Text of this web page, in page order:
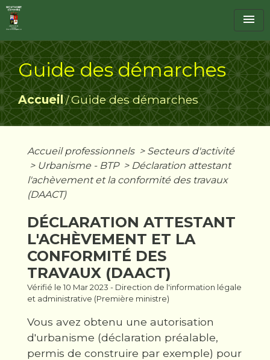
menu
Guide des démarches
Accueil/Guide des démarches
Accueil professionnels > Secteurs d'activité
> Urbanisme - BTP > Déclaration attestant
l'achèvement et la conformité des travaux
(DAACT)
DÉCLARATION ATTESTANT
L'ACHÈVEMENT ET LA
CONFORMITÉ DES
TRAVAUX (DAACT)
Vérifié le 10 Mar 2023 - Direction de l'information légale
et administrative (Première ministre)
Vous avez obtenu une autorisation
d'urbanisme (déclaration préalable,
permis de construire par exemple) pour